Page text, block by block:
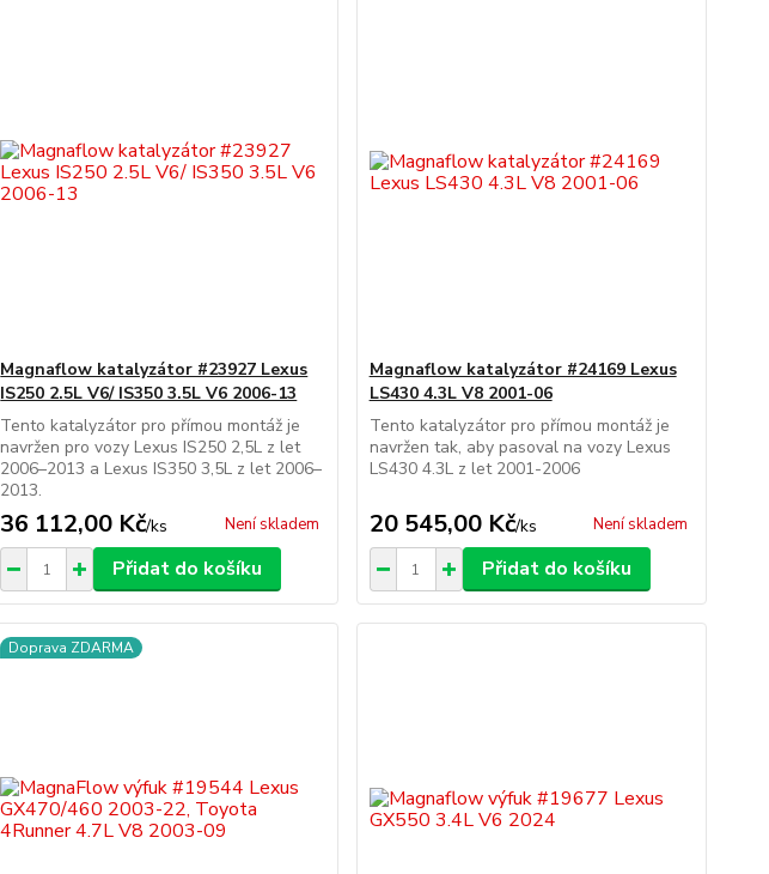
Magnaflow katalyzátor #23927 Lexus
IS250 2.5L V6/ IS350 3.5L V6 2006-13
Tento katalyzátor pro přímou montáž je
navržen pro vozy Lexus IS250 2,5L z let
2006–2013 a Lexus IS350 3,5L z let 2006–
2013.
36 112,00 Kč/ks Není skladem
Přidat do košíku
Magnaflow katalyzátor #24169 Lexus
LS430 4.3L V8 2001-06
Tento katalyzátor pro přímou montáž je
navržen tak, aby pasoval na vozy Lexus
LS430 4.3L z let 2001-2006
20 545,00 Kč/ks Není skladem
Přidat do košíku
Doprava ZDARMA